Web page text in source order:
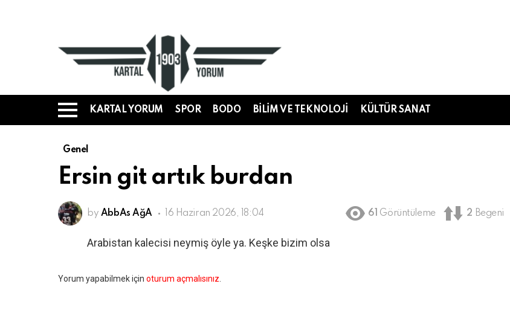
Menü
KARTAL YORUM SPOR BODO BILIM VE TEKNOLOJI KÜLTÜR SANAT
Genel
Ersin git artık burdan
by AbbAs AğA 16 Haziran 2026, 18:04 61 Görüntüleme 2 Begeni
Arabistan kalecisi neymiş öyle ya. Keşke bizim olsa
Bir
Yorum yapabilmek için oturum açmalısınız